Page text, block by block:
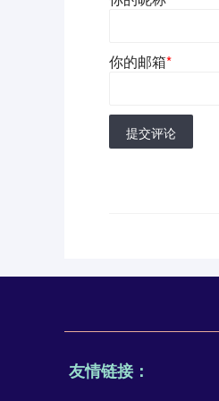
你的邮箱*
提交评论
友情链接：